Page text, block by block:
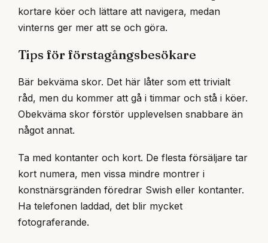
kortare köer och lättare att navigera, medan
vinterns ger mer att se och göra.
Tips för förstagångsbesökare
Bär bekväma skor. Det här låter som ett trivialt
råd, men du kommer att gå i timmar och stå i köer.
Obekväma skor förstör upplevelsen snabbare än
något annat.
Ta med kontanter och kort. De flesta försäljare tar
kort numera, men vissa mindre montrer i
konstnärsgränden föredrar Swish eller kontanter.
Ha telefonen laddad, det blir mycket
fotograferande.